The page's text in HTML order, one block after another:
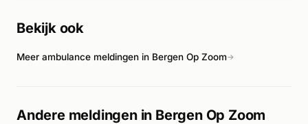
eenheden waren intensief betrokken bij de medische
Bekijk ook
Meer ambulance meldingen in Bergen Op Zoom→
Andere meldingen in Bergen Op Zoom